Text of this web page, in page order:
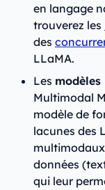
en langage
trouverez les
des
LLaMA.
Les
Multimodal
modèle de
lacunes des
données
qui leur